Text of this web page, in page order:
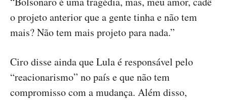
o projeto anterior que a gente tinha e não tem
mais? Não tem mais projeto para nada.”
Ciro disse ainda que Lula é responsável pelo
“reacionarismo” no país e que não tem
compromisso com a mudança. Além disso,